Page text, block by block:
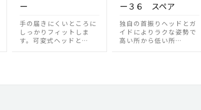
ー
手の届きにくいところに
しっかりフィットしま
す。可変式ヘッドと…
ー３６ スペア
独自の首振りヘッドとガ
イドによりラクな姿勢で
高い所から低い所…